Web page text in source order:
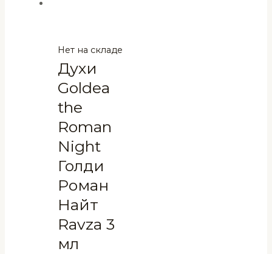
Нет на складе
Духи
Goldea
the
Roman
Night
Голди
Роман
Найт
Ravza 3
мл